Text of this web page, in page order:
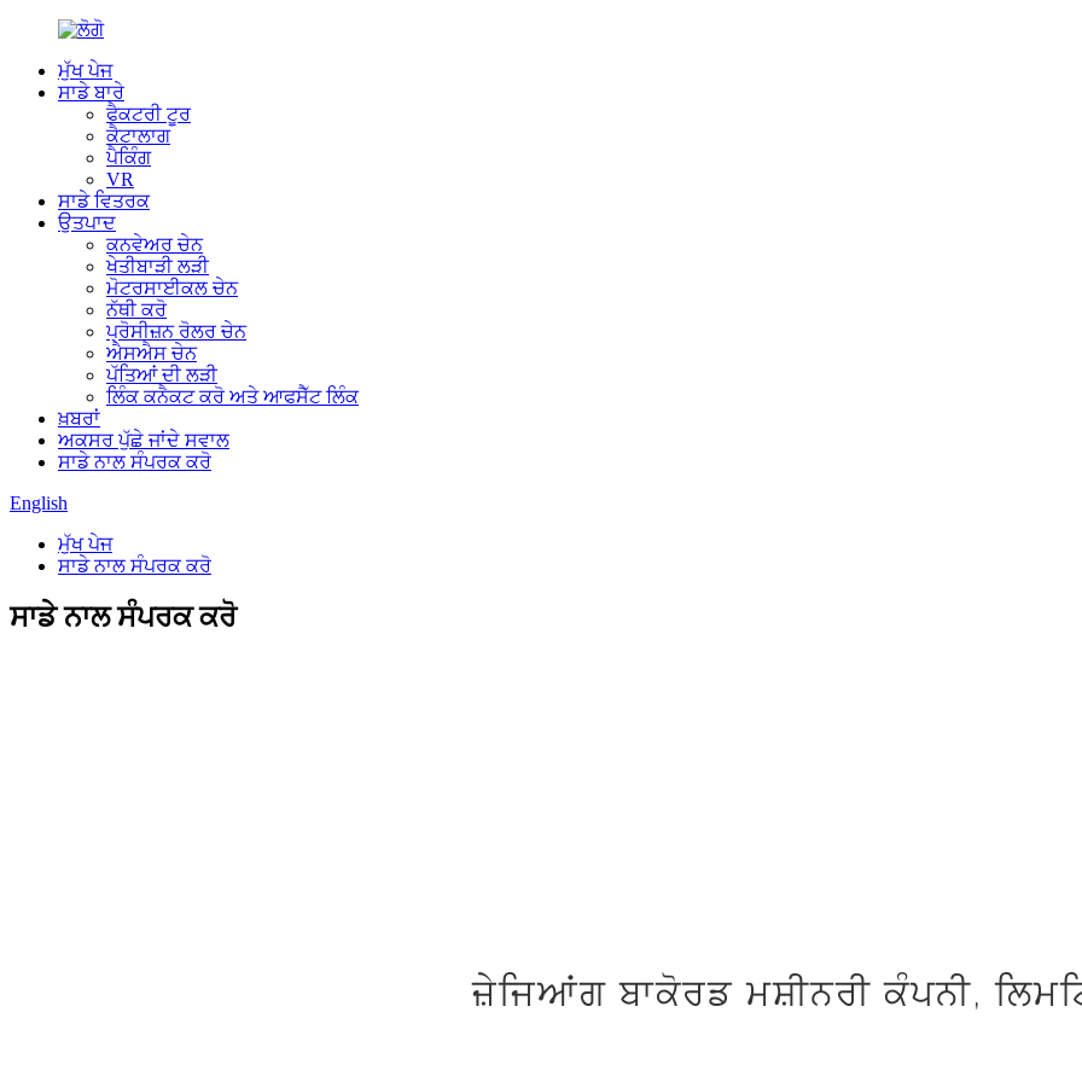
ਮੁੱਖ ਪੇਜ
ਸਾਡੇ ਬਾਰੇ
ਫੈਕਟਰੀ ਟੂਰ
ਕੈਟਾਲਾਗ
ਪੈਕਿੰਗ
VR
ਸਾਡੇ ਵਿਤਰਕ
ਉਤਪਾਦ
ਕਨਵੇਅਰ ਚੇਨ
ਖੇਤੀਬਾੜੀ ਲੜੀ
ਮੋਟਰਸਾਈਕਲ ਚੇਨ
ਨੱਥੀ ਕਰੋ
ਪ੍ਰੋਸੀਜ਼ਨ ਰੋਲਰ ਚੇਨ
ਐਸਐਸ ਚੇਨ
ਪੱਤਿਆਂ ਦੀ ਲੜੀ
ਲਿੰਕ ਕਨੈਕਟ ਕਰੋ ਅਤੇ ਆਫਸੈੱਟ ਲਿੰਕ
ਖ਼ਬਰਾਂ
ਅਕਸਰ ਪੁੱਛੇ ਜਾਂਦੇ ਸਵਾਲ
ਸਾਡੇ ਨਾਲ ਸੰਪਰਕ ਕਰੋ
English
ਮੁੱਖ ਪੇਜ
ਸਾਡੇ ਨਾਲ ਸੰਪਰਕ ਕਰੋ
ਸਾਡੇ ਨਾਲ ਸੰਪਰਕ ਕਰੋ
ਜ਼ੇਜਿਆਂਗ ਬਾਕੋਰਡ ਮਸ਼ੀਨਰੀ ਕੰਪਨੀ,